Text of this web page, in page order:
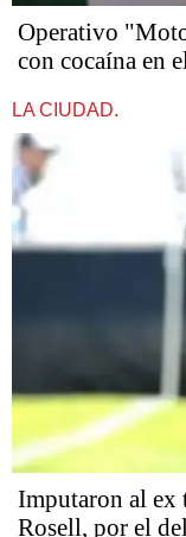
Operativo
con cocaína en
LA CIUDAD.
Imputaron al ex
Rosell, por el